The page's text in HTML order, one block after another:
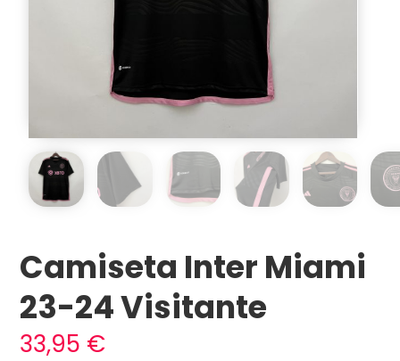
Camiseta Inter Miami
23-24 Visitante
33,95 €